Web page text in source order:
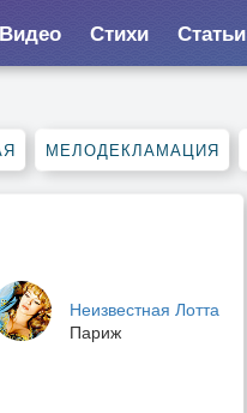
Видео Стихи Статьи
МЕЛОДЕКЛАМАЦИЯ
Неизвестная Лотта
Париж